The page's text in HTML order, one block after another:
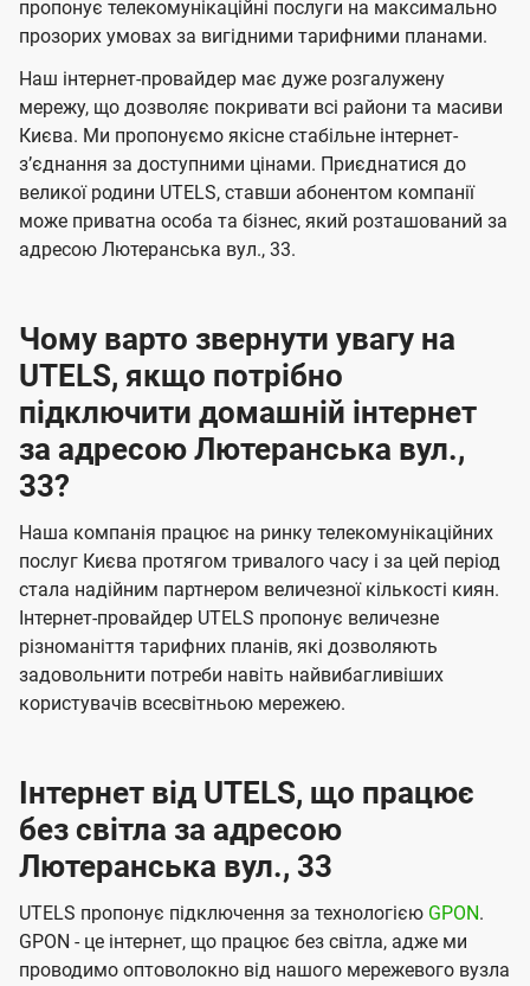
ї
U
t
e
l
s
а
ч
е
н
н
я
а
ч
е
н
н
я
пропонує телекомунікаційні послуги на максимально
прозорих умовах за вигідними тарифними планами.
Наш інтернет-провайдер має дуже розгалужену
мережу, що дозволяє покривати всі райони та масиви
Києва. Ми пропонуємо якісне стабільне інтернет-
зʼєднання за доступними цінами. Приєднатися до
великої родини UTELS, ставши абонентом компанії
може приватна особа та бізнес, який розташований за
адресою Лютеранська вул., 33.
Чому варто звернути увагу на
UTELS, якщо потрібно
підключити домашній інтернет
за адресою Лютеранська вул.,
33?
Наша компанія працює на ринку телекомунікаційних
послуг Києва протягом тривалого часу і за цей період
стала надійним партнером величезної кількості киян.
Інтернет-провайдер UTELS пропонує величезне
різноманіття тарифних планів, які дозволяють
задовольнити потреби навіть найвибагливіших
користувачів всесвітньою мережею.
Інтернет від UTELS, що працює
без світла за адресою
Лютеранська вул., 33
UTELS пропонує підключення за технологією GPON.
GPON - це інтернет, що працює без світла, адже ми
проводимо оптоволокно від нашого мережевого вузла